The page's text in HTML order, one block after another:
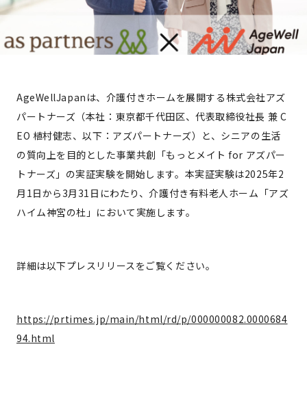
AgeWellJapanは、介護付きホームを展開する株式会社アズ
パートナーズ（本社：東京都千代田区、代表取締役社長 兼 C
EO 植村健志、以下：アズパートナーズ）と、シニアの生活
の質向上を目的とした事業共創「もっとメイト for アズパー
トナーズ」の実証実験を開始します。本実証実験は2025年2
月1日から3月31日にわたり、介護付き有料老人ホーム「アズ
ハイム神宮の杜」において実施します。
詳細は以下プレスリリースをご覧ください。
https://prtimes.jp/main/html/rd/p/000000082.0000684
94.html